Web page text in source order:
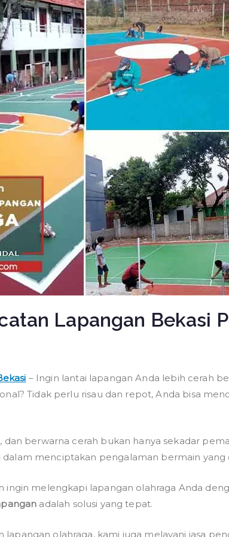
Lapangan Bekasi
– Ingin lantai lapangan Anda lebih cerah
Tidak perlu risau dan repot, Anda bisa
dan berwarna cerah bukan hanya sekadar
menciptakan pengalaman bermain yang
ingin melengkapi lapangan olahraga Anda
adalah solusi yang tepat.
lapangan olahraga, kami juga melayani jasa